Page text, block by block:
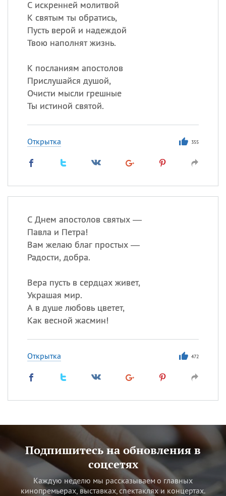
С искренней молитвой
К святым ты обратись,
Пусть верой и надеждой
Твою наполнят жизнь.
К посланиям апостолов
Прислушайся душой,
Очисти мысли грешные
Ты истиной святой.
Открытка 355
С Днем апостолов святых —
Павла и Петра!
Вам желаю благ простых —
Радости, добра.
Вера пусть в сердцах живет,
Украшая мир.
А в душе любовь цветет,
Как весной жасмин!
Открытка 472
Подпишитесь на обновления в
соцсетях
Каждую неделю мы рассказываем о главных
кинопремьерах, выставках, спектаклях и концертах.